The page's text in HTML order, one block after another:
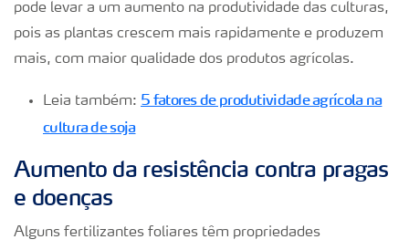
pode levar a um aumento na produtividade das culturas,
pois as plantas crescem mais rapidamente e produzem
mais, com maior qualidade dos produtos agrícolas.
Leia também: 5 fatores de produtividade agrícola na
cultura de soja
Aumento da resistência contra pragas
e doenças
Alguns fertilizantes foliares têm propriedades